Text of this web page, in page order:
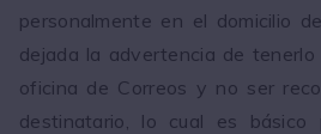
personalmente en el domicilio
dejada la advertencia de
oficina de Correos y no ser
destinatario, lo cual es básico